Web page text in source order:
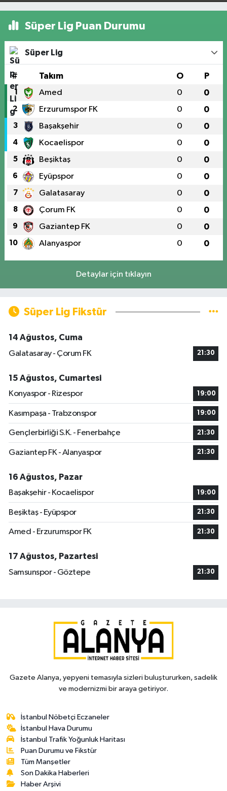
Süper Lig Puan Durumu
Süper Lig
# Takım O P
1 Amed 0 0
2 Erzurumspor FK 0 0
3 Başakşehir 0 0
4 Kocaelispor 0 0
5 Beşiktaş 0 0
6 Eyüpspor 0 0
7 Galatasaray 0 0
8 Çorum FK 0 0
9 Gaziantep FK 0 0
10 Alanyaspor 0 0
Detaylar için tıklayın
Süper Lig Fikstür
14 Ağustos, Cuma
Galatasaray - Çorum FK
21:30
15 Ağustos, Cumartesi
Konyaspor - Rizespor
19:00
Kasımpaşa - Trabzonspor 19:00
Gençlerbirliği S.K. - Fenerbahçe 21:30
Gaziantep FK - Alanyaspor 21:30
16 Ağustos, Pazar
Başakşehir - Kocaelispor
19:00
Beşiktaş - Eyüpspor 21:30
Amed - Erzurumspor FK 21:30
17 Ağustos, Pazartesi
Samsunspor - Göztepe
21:30
Gazete Alanya, yepyeni temasıyla sizleri buluştururken, sadelik
ve modernizmi bir araya getiriyor.
İstanbul Nöbetçi Eczaneler
İstanbul Hava Durumu
İstanbul Trafik Yoğunluk Haritası
Puan Durumu ve Fikstür
Tüm Manşetler
Son Dakika Haberleri
Haber Arşivi